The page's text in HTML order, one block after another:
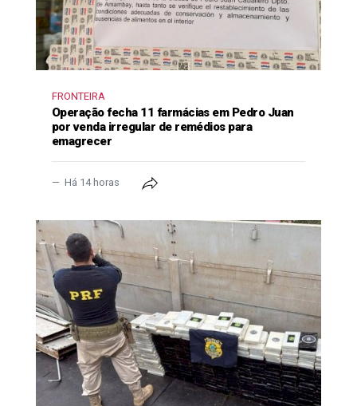
FRONTEIRA
Operação fecha 11 farmácias em Pedro Juan
por venda irregular de remédios para
emagrecer
Há 14 horas